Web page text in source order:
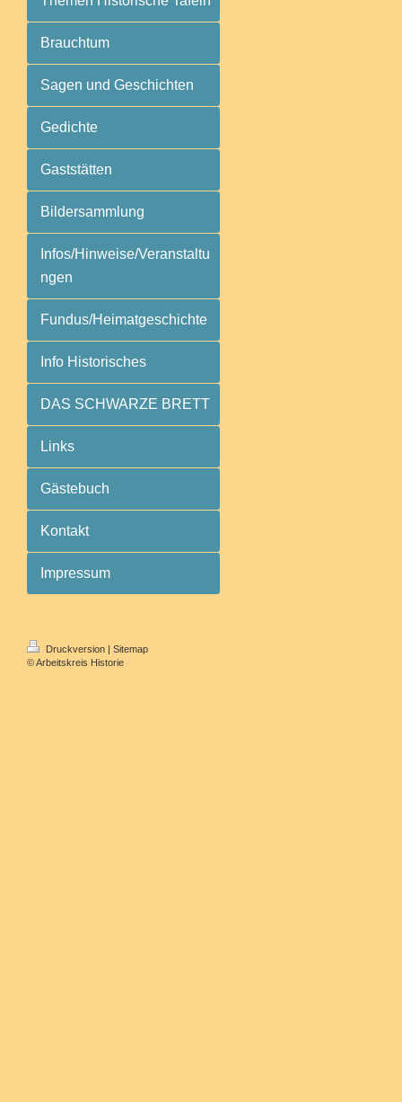
Brauchtum
Sagen und Geschichten
Gedichte
Gaststätten
Bildersammlung
Infos/Hinweise/Veranstaltu
ngen
Fundus/Heimatgeschichte
Info Historisches
DAS SCHWARZE BRETT
Links
Gästebuch
Kontakt
Impressum
Druckversion | Sitemap
© Arbeitskreis Historie